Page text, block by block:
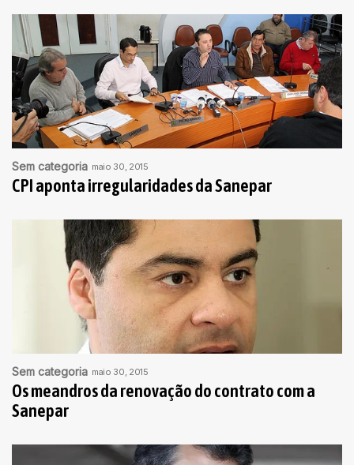
Sem categoria maio 30, 2015
CPI aponta irregularidades da Sanepar
Sem categoria maio 30, 2015
Os meandros da renovação do contrato com a
Sanepar